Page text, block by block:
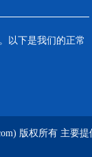
以下是我们的正常
版权所有 主要提